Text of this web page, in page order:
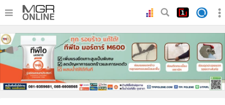
• หน้าหลัก
•
ทันเหตุการณ์
• ภาคใต้
• ภูมิภาค